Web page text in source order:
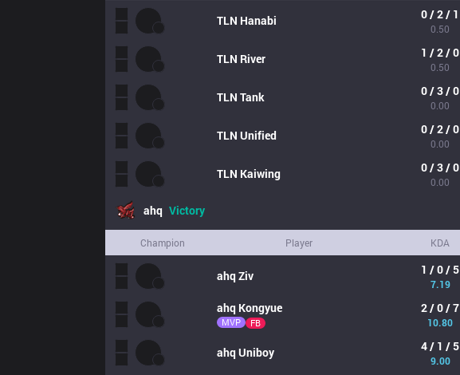
TLN Hanabi 0 / 2 / 1
0.50
TLN River 1 / 2 / 0
0.50
TLN Tank 0 / 3 / 0
0.00
TLN Unified 0 / 2 / 0
0.00
TLN Kaiwing 0 / 3 / 0
0.00
ahq Victory
Champion Player KDA
ahq Ziv 1 / 0 / 5
7.19
ahq Kongyue
MVP FB
2 / 0 / 7
10.80
ahq Uniboy 4 / 1 / 5
9.00